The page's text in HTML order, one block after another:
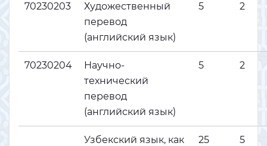
70230203
Художественный
перевод
(английский язык)
5 2
70230204
Научно-
технический
перевод
(английский язык)
5 2
Узбекский язык, как
25 5